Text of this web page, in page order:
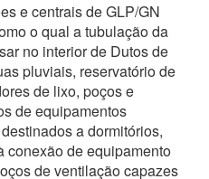
e centrais de GLP/GN
o qual a tubulação da
no interior de Dutos de
pluviais, reservatório de
de lixo, poços e
de equipamentos
a dormitórios,
conexão de equipamento
de ventilação capazes